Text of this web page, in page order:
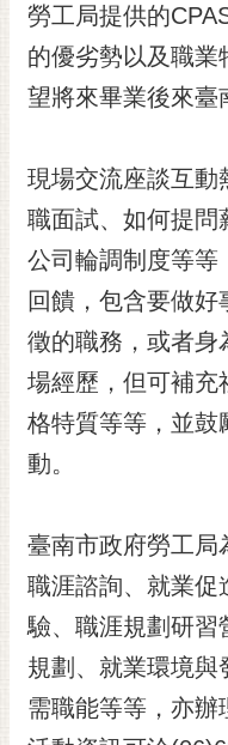
勞工局提供的
的優劣勢以及職業
望將來畢業後來臺
現場交流座談互動
職面試、如何提問
公司輪調制度等等
回饋，包含要做
徵的職務，或者身
場經歷，但可補充
格特質等等，並鼓
動。
臺南市政府勞工局
職涯諮詢、就業促
驗、職涯規劃研習
規劃、就業環境與
需職能等等，亦辦